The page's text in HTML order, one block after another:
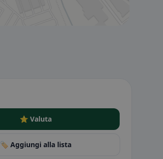
⭐ Valuta
🏷️ Aggiungi alla lista